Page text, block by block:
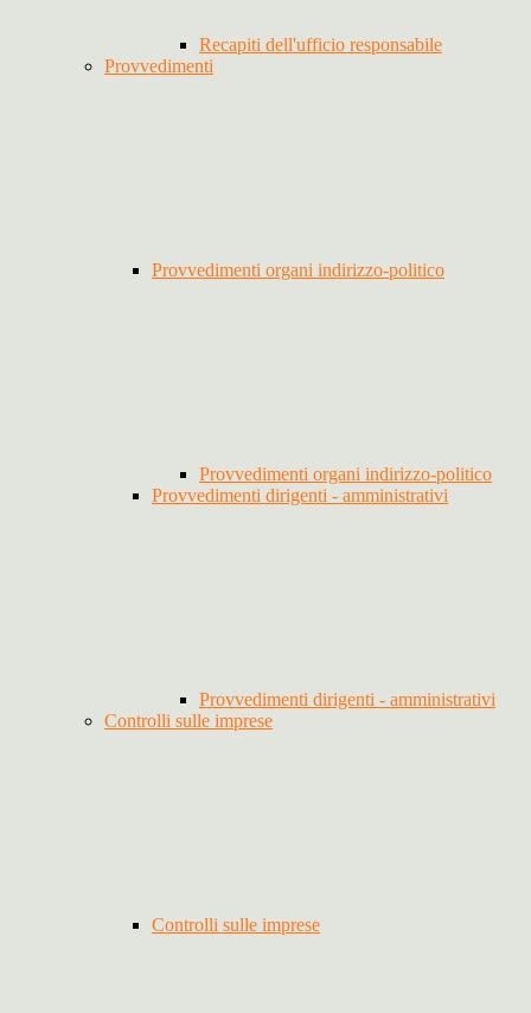
Recapiti dell'ufficio responsabile
Provvedimenti
Provvedimenti organi indirizzo-politico
Provvedimenti organi indirizzo-politico
Provvedimenti dirigenti - amministrativi
Provvedimenti dirigenti - amministrativi
Controlli sulle imprese
Controlli sulle imprese